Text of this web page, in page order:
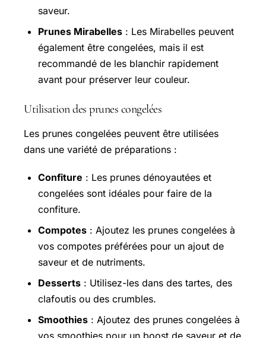
saveur.
Prunes Mirabelles : Les Mirabelles peuvent
également être congelées, mais il est
recommandé de les blanchir rapidement
avant pour préserver leur couleur.
Utilisation des prunes congelées
Les prunes congelées peuvent être utilisées
dans une variété de préparations :
Confiture : Les prunes dénoyautées et
congelées sont idéales pour faire de la
confiture.
Compotes : Ajoutez les prunes congelées à
vos compotes préférées pour un ajout de
saveur et de nutriments.
Desserts : Utilisez-les dans des tartes, des
clafoutis ou des crumbles.
Smoothies : Ajoutez des prunes congelées à
vos smoothies pour un boost de saveur et de